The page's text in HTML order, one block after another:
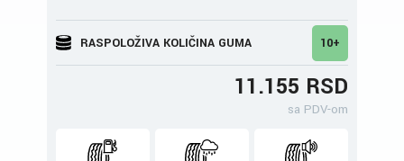
RASPOLOŽIVA KOLIČINA GUMA 10+
11.155 RSD
sa PDV-om